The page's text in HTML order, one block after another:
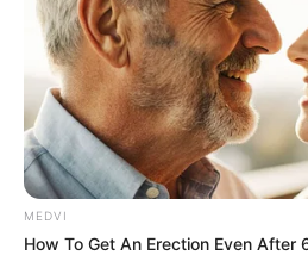
MEDVI
How To Get An Erection Even After